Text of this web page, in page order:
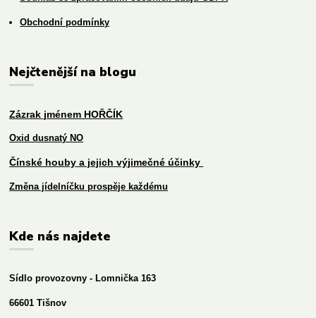
Obchodní podmínky
Nejčtenější na blogu
Zázrak jménem HOŘČÍK
Oxid dusnatý NO
Čínské houby a jejich výjimečné účinky
Změna jídelníčku prospěje každému
Kde nás najdete
Sídlo provozovny - Lomnička 163
66601 Tišnov